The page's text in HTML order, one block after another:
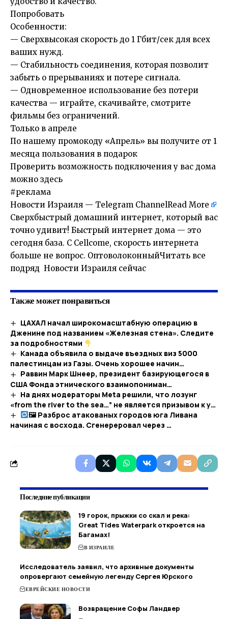
Попробовать
Особенности:
— Сверхвысокая скорость до 1 Гбит/сек для всех
ваших нужд.
— Стабильность соединения, которая позволит
забыть о прерываниях и потере сигнала.
— Одновременное использование без потери
качества — играйте, скачивайте, смотрите
фильмы без ограничений.
Только в апреле
По нашему промокоду «Апрель» вы получите от 1
месяца пользования в подарок
Проверить возможность подключения у вас дома
можно здесь
#реклама
Новости Израиля — Telegram ChannelRead More
Сверхбыстрый домашний интернет, который вас
точно удивит! Быстрый интернет дома — это
сегодня база. С Cellcome, скорость интернета
больше не вопрос. ОптоволоконныйЧитать все
подряд Новости Израиля сейчас
Также может понравиться
ЦАХАЛ начал широкомасштабную операцию в
Дженине под названием «Железная стена». Следите
за подробностями
Канада объявила о выдаче въездных виз 5000
палестинцам из Газы. Очень хорошее начин…
Раввин Марк Шнеер, президент базирующегося в
США Фонда этнического взаимопониман…
На днях модераторы Meta решили, что лозунг
«from the river to the sea…” не является призывом к у…
🖼 Разброс атакованых городов юга Ливана
начиная с восхода. Сгенереровал через …
Последние публикации
19 горок, прыжки со скал и река:
Great Tides Waterpark откроется на
Багамах!
В ИЗРАИЛЕ
Исследователь заявил, что архивные документы
опровергают семейную легенду Сергея Юрского
ЕВРЕЙСКИЕ НОВОСТИ
Возвращение Софы Ландвер